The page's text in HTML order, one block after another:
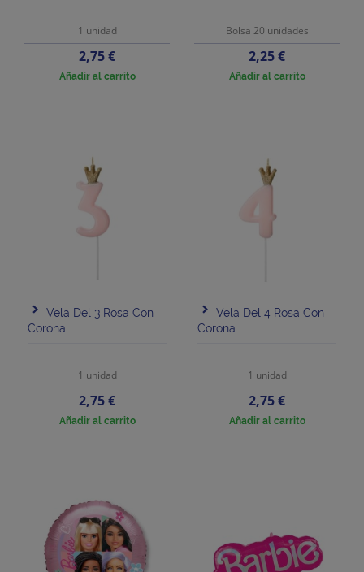
1 unidad
Precio
2,75 €
Añadir al carrito
Bolsa 20 unidades
Precio
2,25 €
Añadir al carrito
Vela Del 3 Rosa Con
Corona
1 unidad
Precio
2,75 €
Añadir al carrito
Vela Del 4 Rosa Con
Corona
1 unidad
Precio
2,75 €
Añadir al carrito